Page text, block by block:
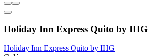
Holiday Inn Express Quito by IHG
Holiday Inn Express Quito by IHG